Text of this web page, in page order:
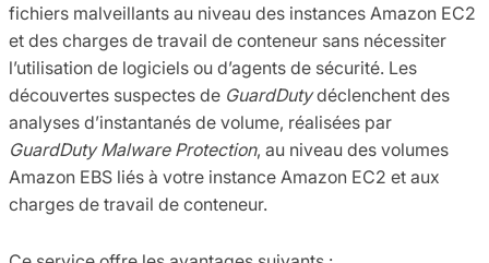
fichiers malveillants au niveau des instances Amazon EC2
et des charges de travail de conteneur sans nécessiter
l’utilisation de logiciels ou d’agents de sécurité. Les
découvertes suspectes de GuardDutydéclenchent des
analyses d’instantanés de volume, réalisées par
GuardDuty Malware Protection, au niveau des volumes
Amazon EBS liés à votre instance Amazon EC2 et aux
charges de travail de conteneur.